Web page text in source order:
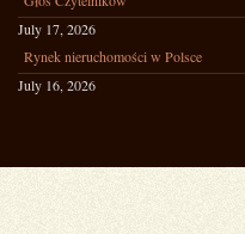
July 17, 2026
Rynek nieruchomości w Polsce
July 16, 2026